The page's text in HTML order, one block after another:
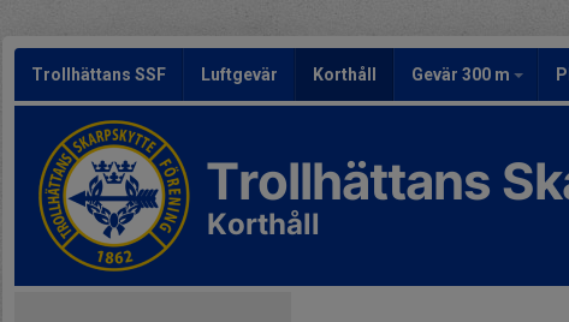
Trollhättans SSF Luftgevär Korthåll Gevär 300 m
Trollhättans
Korthåll